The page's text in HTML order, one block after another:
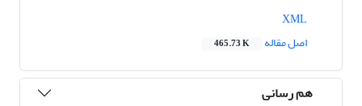
اصل مقاله
465.73 K
هم رسانی